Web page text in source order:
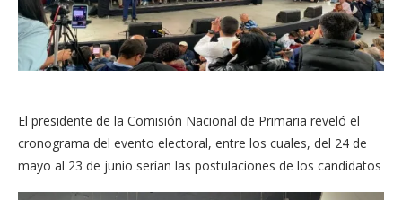
El presidente de la Comisión Nacional de Primaria reveló el
cronograma del evento electoral, entre los cuales, del 24 de
mayo al 23 de junio serían las postulaciones de los candidatos